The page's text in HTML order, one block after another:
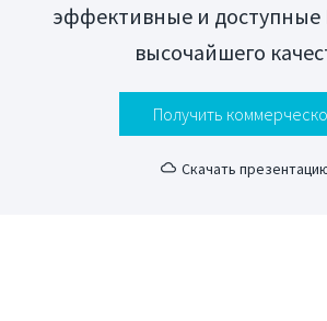
эффективные и доступные
высочайшего
Получить
Скачать